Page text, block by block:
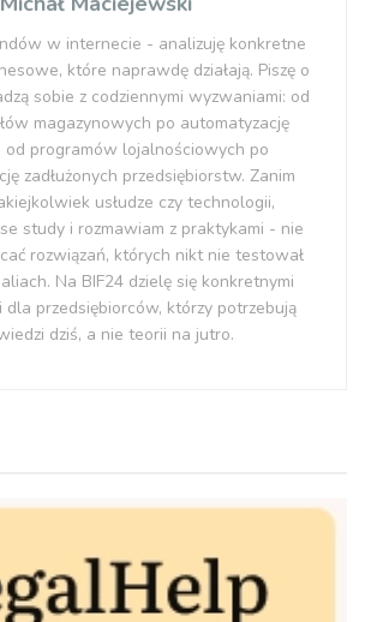
w internecie - analizuję konkretne
które naprawdę działają. Piszę o
sobie z codziennymi wyzwaniami: od
magazynowych po automatyzację
od programów lojalnościowych po
zadłużonych przedsiębiorstw. Zanim
usłudze czy technologii,
study i rozmawiam z praktykami - nie
rozwiązań, których nikt nie testował
Na BIF24 dzielę się konkretnymi
przedsiębiorców, którzy potrzebują
dziś, a nie teorii na jutro.